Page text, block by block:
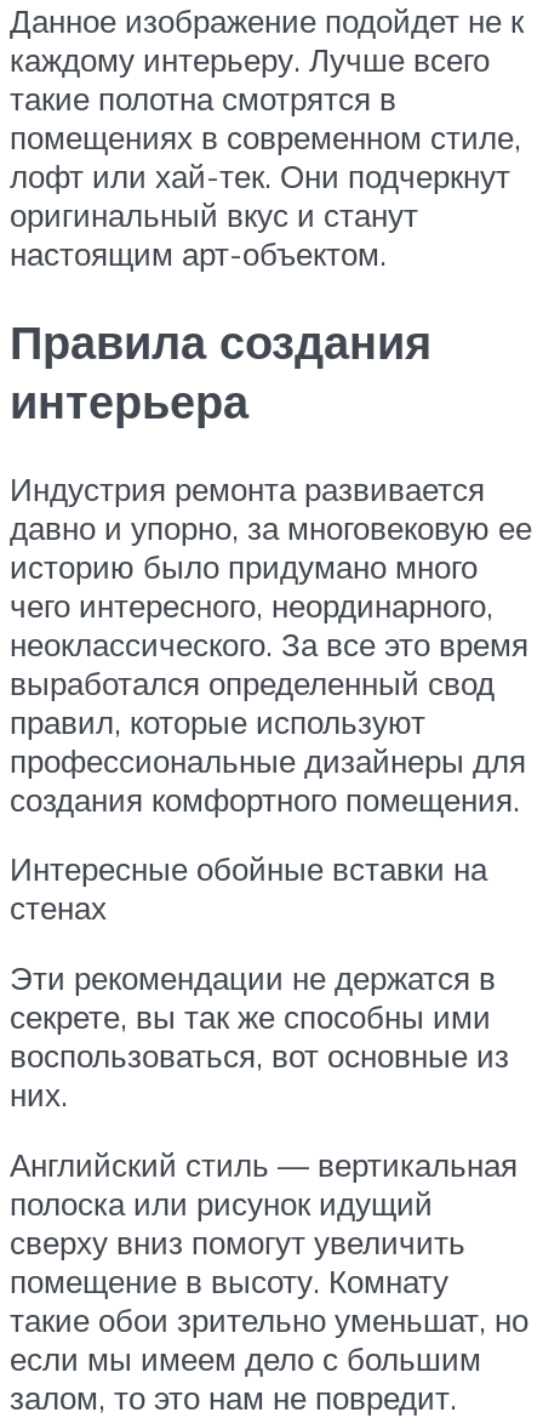
Данное изображение подойдет не к
каждому интерьеру. Лучше всего
такие полотна смотрятся в
помещениях в современном стиле,
лофт или хай-тек. Они подчеркнут
оригинальный вкус и станут
настоящим арт-объектом.
Правила создания
интерьера
Индустрия ремонта развивается
давно и упорно, за многовековую ее
историю было придумано много
чего интересного, неординарного,
неоклассического. За все это время
выработался определенный свод
правил, которые используют
профессиональные дизайнеры для
создания комфортного помещения.
Интересные обойные вставки на
стенах
Эти рекомендации не держатся в
секрете, вы так же способны ими
воспользоваться, вот основные из
них.
Английский стиль — вертикальная
полоска или рисунок идущий
сверху вниз помогут увеличить
помещение в высоту. Комнату
такие обои зрительно уменьшат, но
если мы имеем дело с большим
залом, то это нам не повредит.